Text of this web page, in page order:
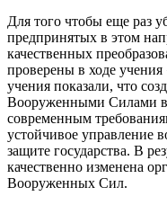
Для того чтобы еще раз
предпринятых в этом
качественных
проверены в ходе
учения показали, что
Вооруженными Силами в
современным
устойчивое управление
защите государства. В
качественно изменена
Вооруженных Сил.